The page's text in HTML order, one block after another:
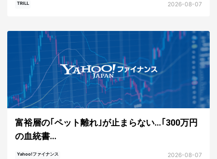
TRILL 2026-08-07
富裕層の｢ペット離れ｣が止まらない…｢300万円
の血統書…
Yahoo!ファイナンス 2026-08-07